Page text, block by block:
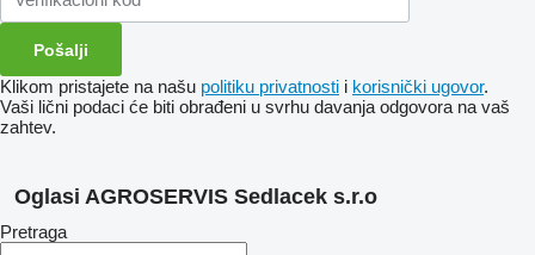
Klikom pristajete na našu politiku privatnosti i korisnički ugovor.
Vaši lični podaci će biti obrađeni u svrhu davanja odgovora na vaš
zahtev.
Oglasi AGROSERVIS Sedlacek s.r.o
Pretraga